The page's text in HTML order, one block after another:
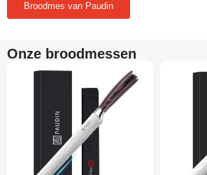
Broodmes van Paudin
Onze broodmessen